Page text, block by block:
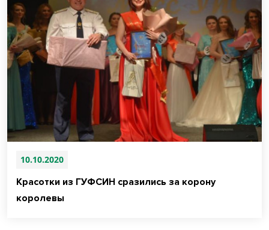
10.10.2020
Красотки из ГУФСИН сразились за корону
королевы